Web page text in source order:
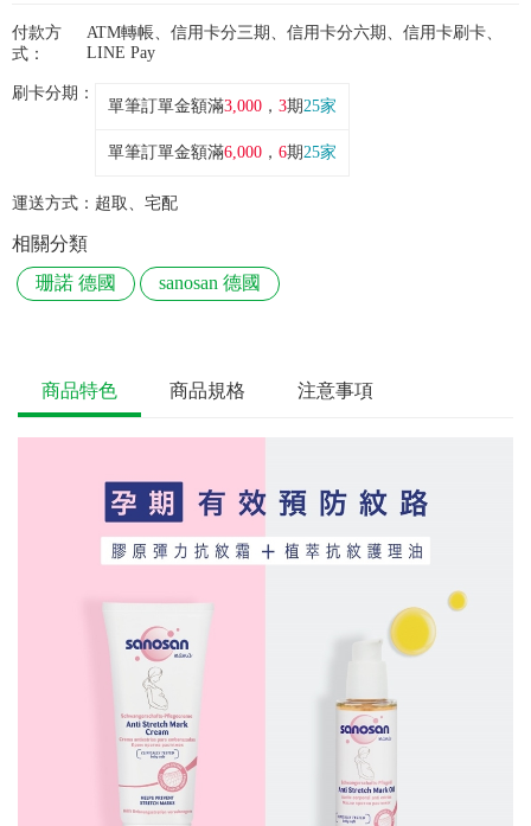
付款方
式：
ATM轉帳、信用卡分三期、信用卡分六期、信用卡刷卡、
LINE Pay
刷卡分期：
單筆訂單金額滿3,000 ， 3期25家
單筆訂單金額滿6,000 ， 6期25家
運送方式： 超取、宅配
相關分類
珊諾 德國
sanosan 德國
商品特色 商品規格 注意事項